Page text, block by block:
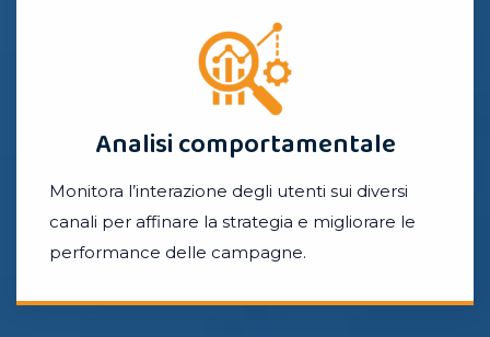
Analisi comportamentale
Monitora l’interazione degli utenti sui diversi
canali per affinare la strategia e migliorare le
performance delle campagne.